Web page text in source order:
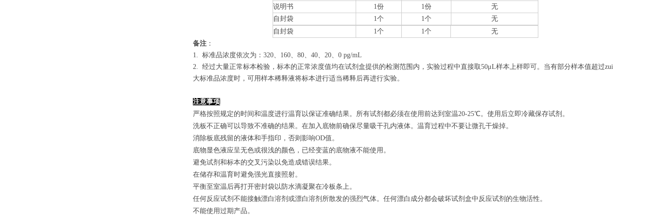
说明书
1份 1份
无
自封袋
1个 1个
无
自封袋
1个 1个
无
备注 ：
1. 标准品浓度依次为：320、160、80、40、20、0 pg/mL
2. 经过大量正常标本检验，标本的正常浓度值均在试剂盒提供的检测范围内，实验过程中直接取50μL样本上样即可。当有部分样本值超过zui
大标准品浓度时，可用样本稀释液将标本进行适当稀释后再进行实验。
注意事项
严格按照规定的时间和温度进行温育以保证准确结果。所有试剂都必须在使用前达到室温20-25℃。使用后立即冷藏保存试剂。
洗板不正确可以导致不准确的结果。在加入底物前确保尽量吸干孔内液体。温育过程中不要让微孔干燥掉。
消除板底残留的液体和手指印，否则影响OD值。
底物显色液应呈无色或很浅的颜色，已经变蓝的底物液不能使用。
避免试剂和标本的交叉污染以免造成错误结果。
在储存和温育时避免强光直接照射。
平衡至室温后再打开密封袋以防水滴凝聚在冷板条上。
任何反应试剂不能接触漂白溶剂或漂白溶剂所散发的强烈气体。任何漂白成分都会破坏试剂盒中反应试剂的生物活性。
不能使用过期产品。